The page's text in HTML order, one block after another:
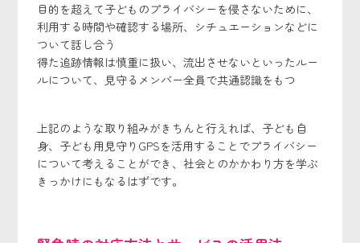
目的を超えて子どものプライバシーを侵さないために、
利用する時間や確認する場所、シチュエーションなどに
ついて話し合う
得た追跡情報は慎重に扱い、流出させないといったルー
ルについて、見守るメンバー全員で共通認識をもつ
上記のような取り組みがきちんと行えれば、子ども自
身、子ども用見守りGPSを活用することでプライバシー
について考えることができ、社会とのかかわり方を学ぶ
きっかけにもなるはずです。